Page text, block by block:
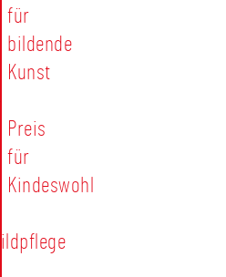
für
bildende
Kunst
Preis
für
Kindeswohl